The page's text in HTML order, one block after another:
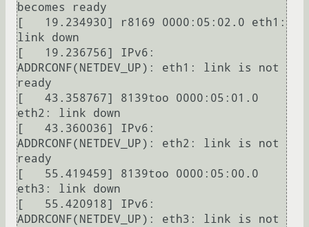
becomes ready
[   19.234930] r8169 0000:05:02.0 eth1:
link down
[   19.236756] IPv6:
ADDRCONF(NETDEV_UP): eth1: link is not
ready
[   43.358767] 8139too 0000:05:01.0
eth2: link down
[   43.360036] IPv6:
ADDRCONF(NETDEV_UP): eth2: link is not
ready
[   55.419459] 8139too 0000:05:00.0
eth3: link down
[   55.420918] IPv6:
ADDRCONF(NETDEV_UP): eth3: link is not